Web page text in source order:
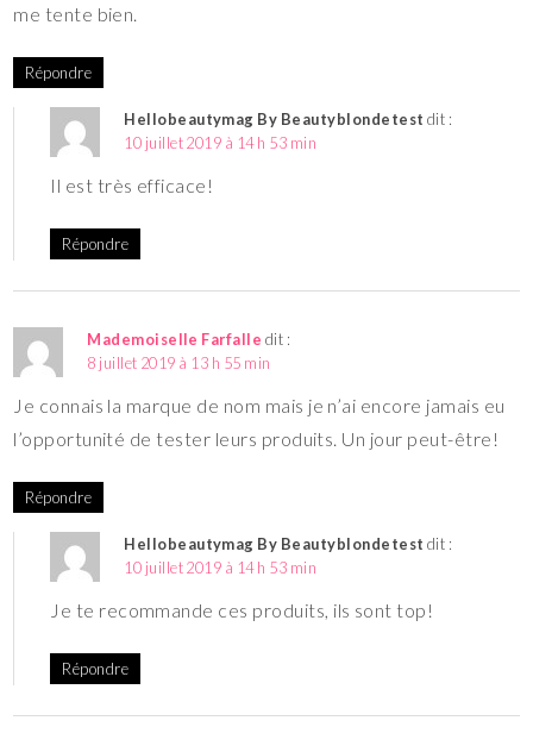
me tente bien.
Répondre
Hellobeautymag By Beautyblondetest dit :
10 juillet 2019 à 14 h 53 min
Il est très efficace!
Répondre
Mademoiselle Farfalle dit :
8 juillet 2019 à 13 h 55 min
Je connais la marque de nom mais je n’ai encore jamais eu
l’opportunité de tester leurs produits. Un jour peut-être!
Répondre
Hellobeautymag By Beautyblondetest dit :
10 juillet 2019 à 14 h 53 min
Je te recommande ces produits, ils sont top!
Répondre